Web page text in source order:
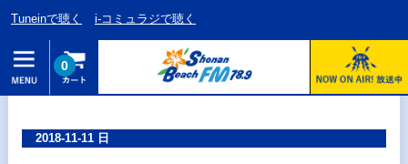
Tuneinで聴く i-コミュラジで聴く
0
2018-11-11 日